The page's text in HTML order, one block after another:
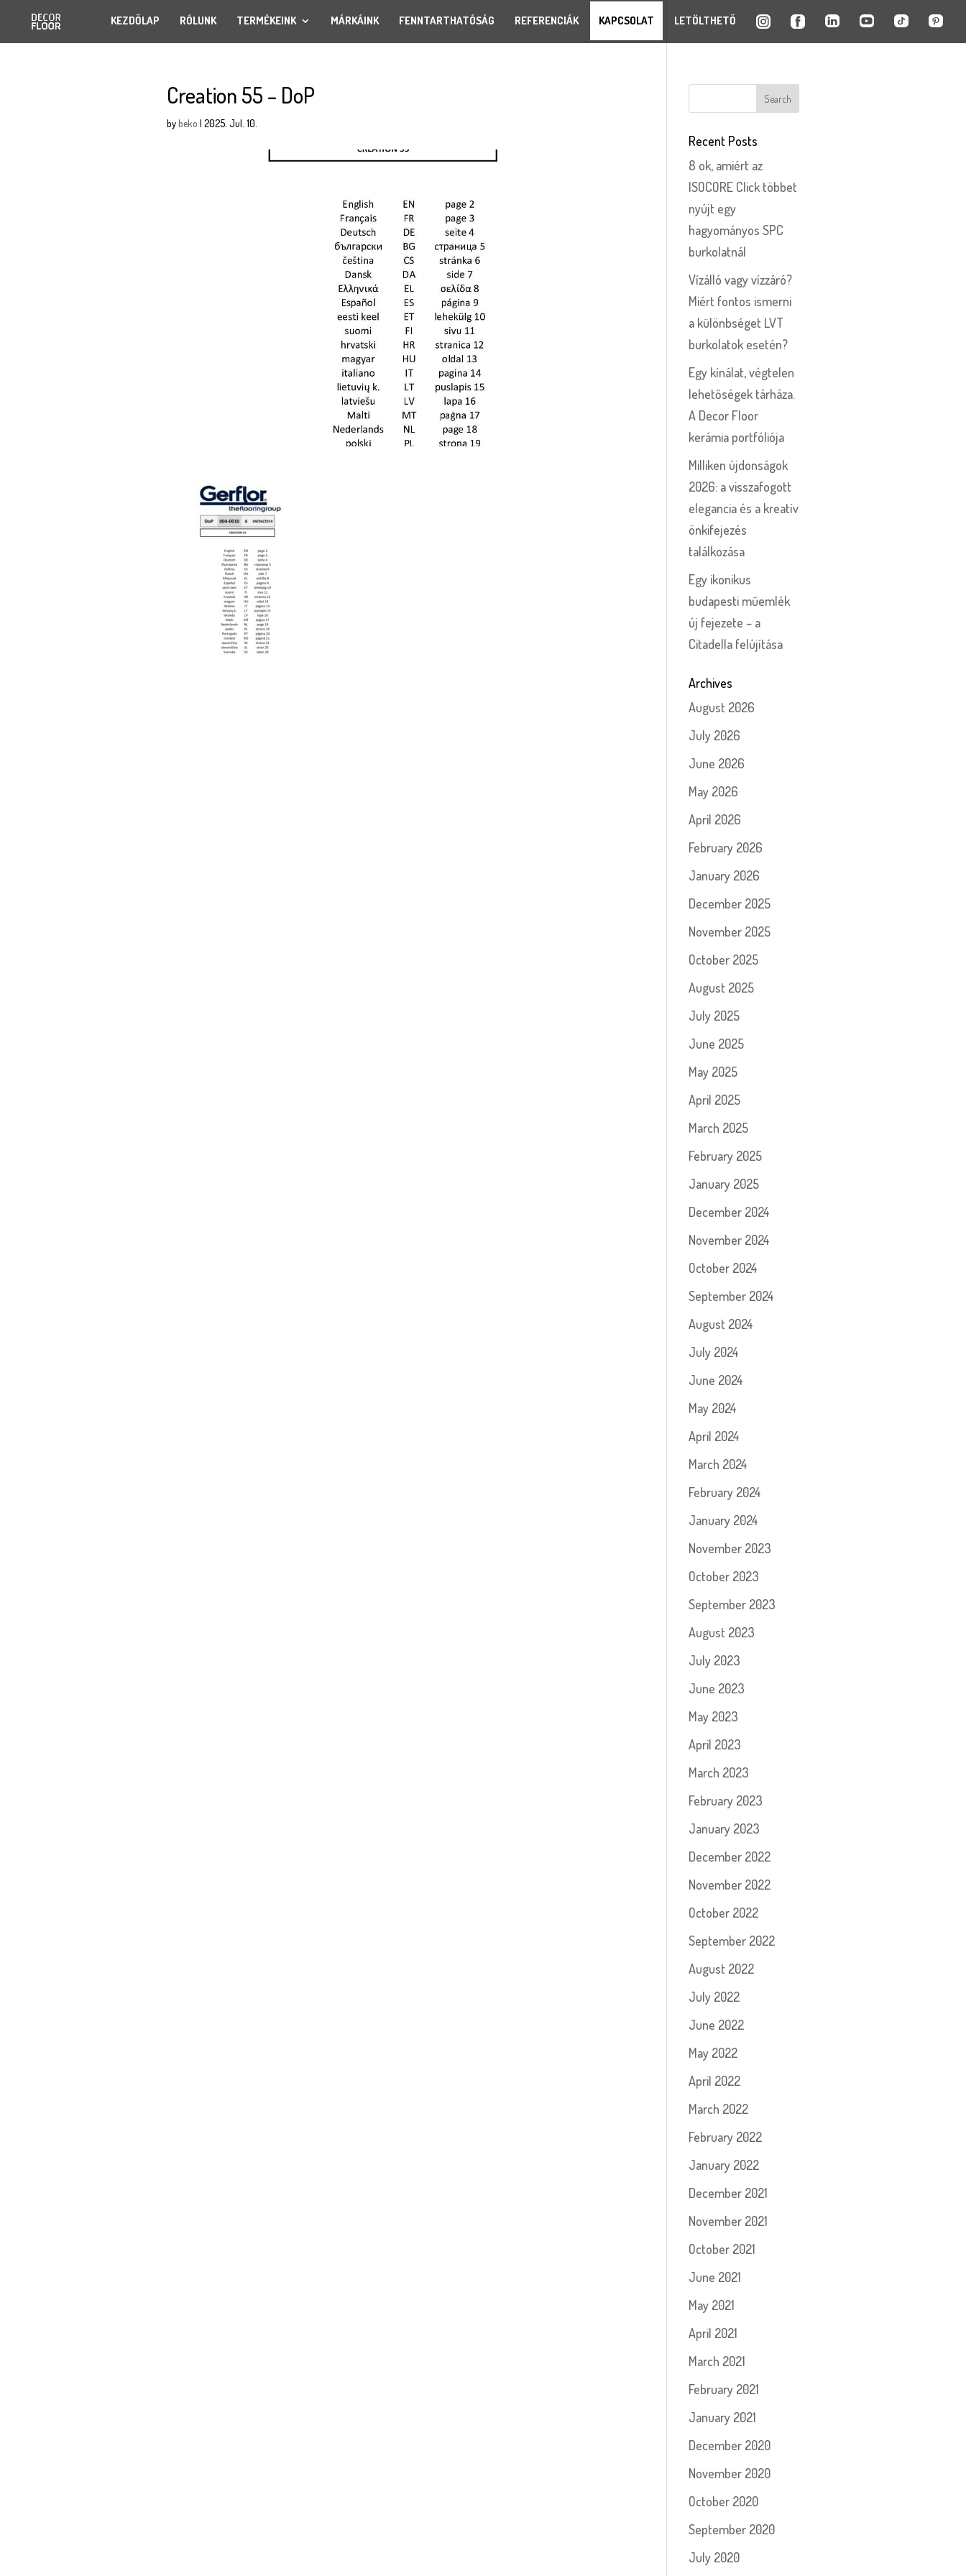
KEZDŐLAP RÓLUNK TERMÉKEINK MÁRKÁINK FENNTARTHATÓSÁG REFERENCIÁK KAPCSOLAT LETÖLTHETŐ
Creation 55 – DoP
bybeko | 2025. Jul. 10.
Recent Posts
8 ok, amiért az
ISOCORE Click többet
nyújt egy
hagyományos SPC
burkolatnál
Vízálló vagy vízzáró?
Miért fontos ismerni
a különbséget LVT
burkolatok esetén?
Egy kínálat, végtelen
lehetőségek tárháza.
A Decor Floor
kerámia portfóliója
Milliken újdonságok
2026: a visszafogott
elegancia és a kreatív
önkifejezés
találkozása
Egy ikonikus
budapesti műemlék
új fejezete – a
Citadella felújítása
Archives
August 2026
July 2026
June 2026
May 2026
April 2026
February 2026
January 2026
December 2025
November 2025
October 2025
August 2025
July 2025
June 2025
May 2025
April 2025
March 2025
February 2025
January 2025
December 2024
November 2024
October 2024
September 2024
August 2024
July 2024
June 2024
May 2024
April 2024
March 2024
February 2024
January 2024
November 2023
October 2023
September 2023
August 2023
July 2023
June 2023
May 2023
April 2023
March 2023
February 2023
January 2023
December 2022
November 2022
October 2022
September 2022
August 2022
July 2022
June 2022
May 2022
April 2022
March 2022
February 2022
January 2022
December 2021
November 2021
October 2021
June 2021
May 2021
April 2021
March 2021
February 2021
January 2021
December 2020
November 2020
October 2020
September 2020
July 2020